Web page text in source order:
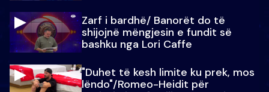
Zarf i bardhë/ Banorët do të
shijojnë mëngjesin e fundit së
bashku nga Lori Caffe
"Duhet të kesh limite ku prek, mos
lëndo"/Romeo-Heidit për